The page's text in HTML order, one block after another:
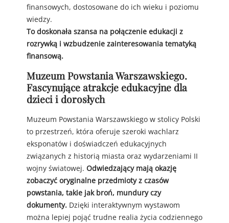
finansowych, dostosowane do ich wieku i poziomu
wiedzy.
To doskonała szansa na połączenie edukacji z
rozrywką i wzbudzenie zainteresowania tematyką
finansową.
Muzeum Powstania Warszawskiego.
Fascynujące atrakcje edukacyjne dla
dzieci i dorosłych
Muzeum Powstania Warszawskiego w stolicy Polski
to przestrzeń, która oferuje szeroki wachlarz
eksponatów i doświadczeń edukacyjnych
związanych z historią miasta oraz wydarzeniami II
wojny światowej. Odwiedzający mają okazję
zobaczyć oryginalne przedmioty z czasów
powstania, takie jak broń, mundury czy
dokumenty. Dzięki interaktywnym wystawom
można lepiej pojąć trudne realia życia codziennego